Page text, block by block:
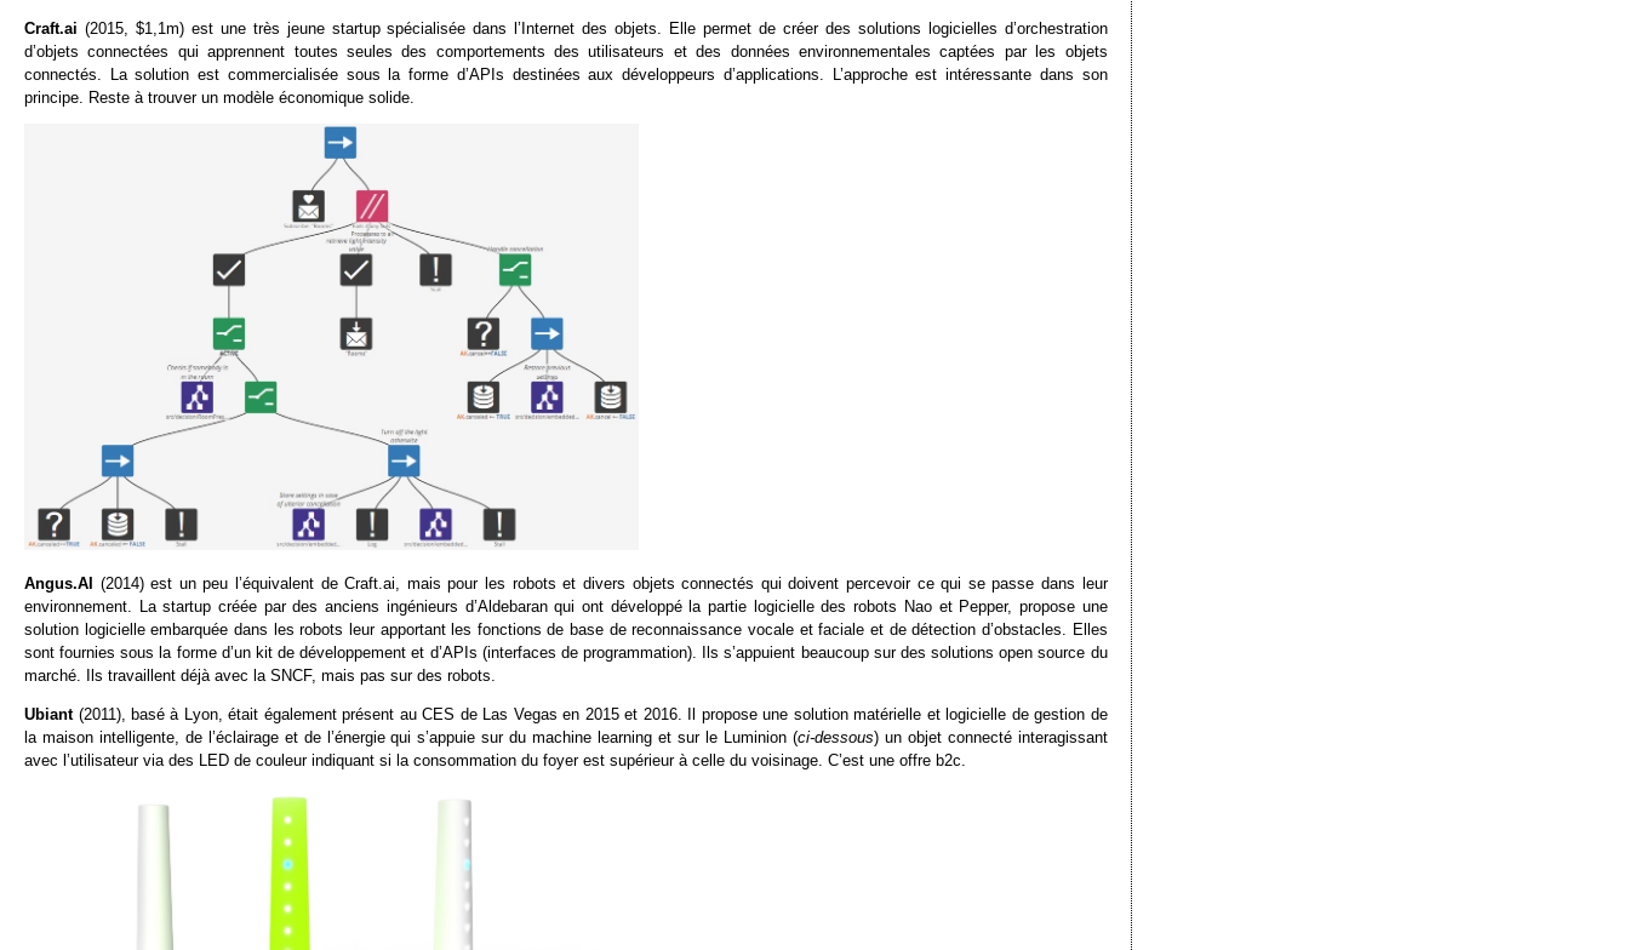
Craft.ai (2015, $1,1m) est une très jeune startup spécialisée dans l’Internet des objets. Elle permet de créer des solutions logicielles d’orchestration
d’objets connectées qui apprennent toutes seules des comportements des utilisateurs et des données environnementales captées par les objets
connectés. La solution est commercialisée sous la forme d’APIs destinées aux développeurs d’applications. L’approche est intéressante dans son
principe. Reste à trouver un modèle économique solide.
Angus.AI (2014) est un peu l’équivalent de Craft.ai, mais pour les robots et divers objets connectés qui doivent percevoir ce qui se passe dans leur
environnement. La startup créée par des anciens ingénieurs d’Aldebaran qui ont développé la partie logicielle des robots Nao et Pepper, propose une
solution logicielle embarquée dans les robots leur apportant les fonctions de base de reconnaissance vocale et faciale et de détection d’obstacles. Elles
sont fournies sous la forme d’un kit de développement et d’APIs (interfaces de programmation). Ils s’appuient beaucoup sur des solutions open source du
marché. Ils travaillent déjà avec la SNCF, mais pas sur des robots.
Ubiant (2011), basé à Lyon, était également présent au CES de Las Vegas en 2015 et 2016. Il propose une solution matérielle et logicielle de gestion de
la maison intelligente, de l’éclairage et de l’énergie qui s’appuie sur du machine learning et sur le Luminion (ci-dessous) un objet connecté interagissant
avec l’utilisateur via des LED de couleur indiquant si la consommation du foyer est supérieur à celle du voisinage. C’est une offre b2c.